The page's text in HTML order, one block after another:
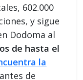
602.000
y sigue
Dodoma al
de hasta el
la
de